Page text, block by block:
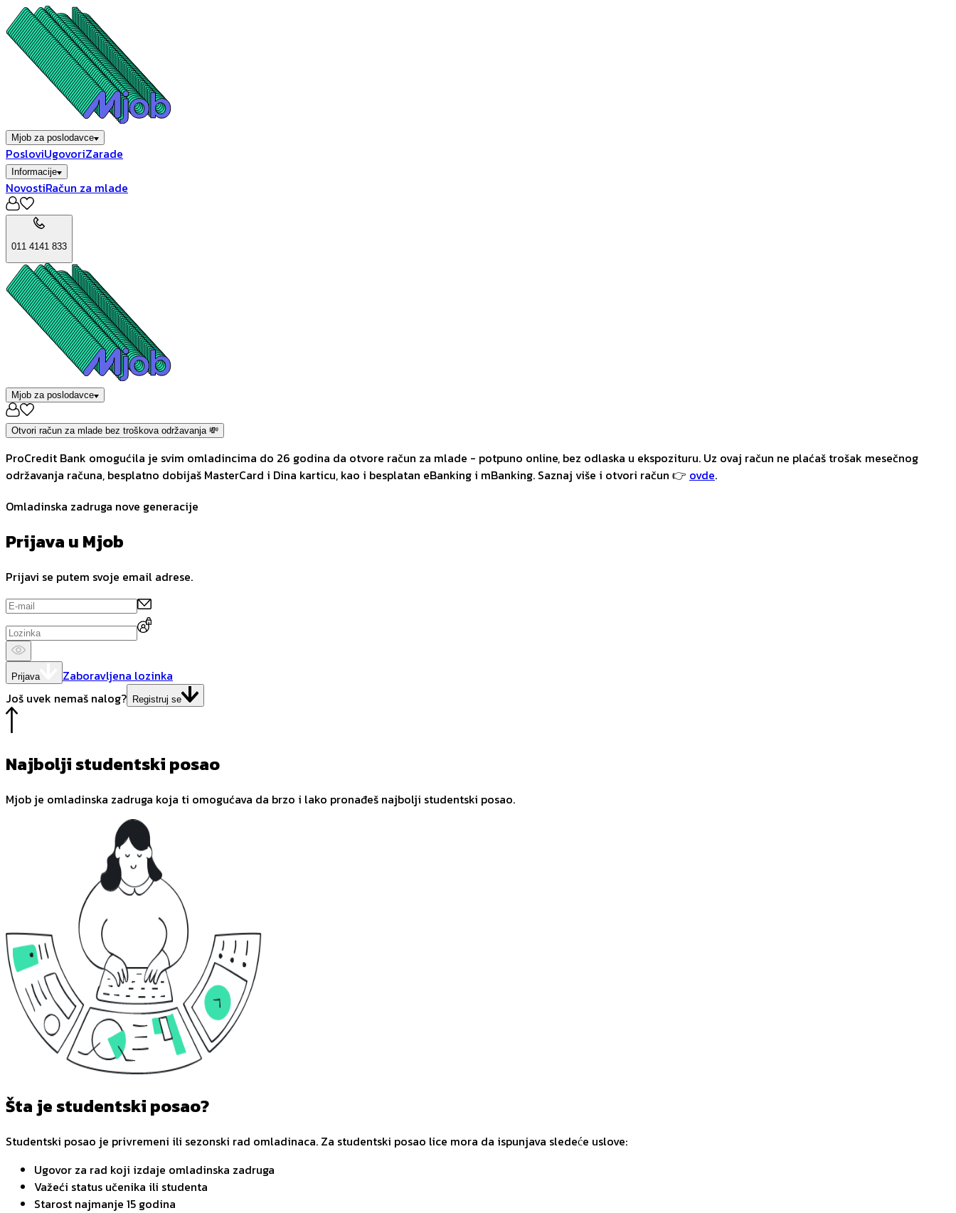
Mjob za poslodavce
PosloviUgovoriZarade
Informacije
NovostiRačun za mlade
011 4141 833
Mjob za poslodavce
Otvori račun za mlade bez troškova održavanja 💸
ProCredit Bank omogućila je svim omladincima do 26 godina da otvore račun za mlade - potpuno online, bez odlaska u ekspozituru. Uz ovaj račun ne plaćaš trošak mesečnog
održavanja računa, besplatno dobijaš MasterCard i Dina karticu, kao i besplatan eBanking i mBanking. Saznaj više i otvori račun 👉 ovde.
Omladinska zadruga nove generacije
Prijava u Mjob
Prijavi se putem svoje email adrese.
Prijava
Zaboravljena lozinka
Još uvek nemaš nalog? Registruj se
Najbolji studentski posao
Mjob je omladinska zadruga koja ti omogućava da brzo i lako pronađeš najbolji studentski posao.
Šta je studentski posao?
Studentski posao je privremeni ili sezonski rad omladinaca. Za studentski posao lice mora da ispunjava sledeće uslove:
Ugovor za rad koji izdaje omladinska zadruga
Važeći status učenika ili studenta
Starost najmanje 15 godina